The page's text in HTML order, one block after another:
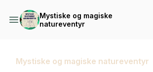
Mystiske og magiske
natureventyr
Mystiske og magiske natureventyr